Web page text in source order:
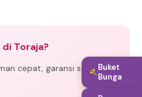
Toraja?
cepat, garansi segar.Buket
Bunga